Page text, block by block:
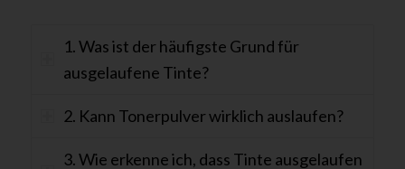
1. Was ist der häufigste Grund für
ausgelaufene Tinte?
2. Kann Tonerpulver wirklich auslaufen?
3. Wie erkenne ich, dass Tinte ausgelaufen